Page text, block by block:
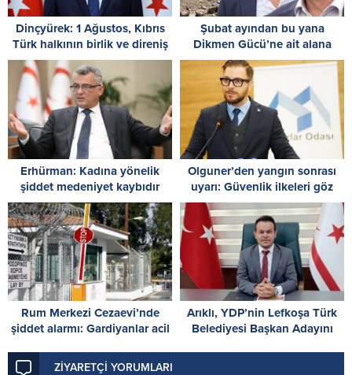
Dinçyürek: 1 Ağustos, Kıbrıs
Türk halkının birlik ve direniş
ruhunun simgesidir
Şubat ayından bu yana
Dikmen Gücü’ne ait alana
moloz dökülüyor!
Erhürman: Kadına yönelik
şiddet medeniyet kaybıdır
Olguner’den yangın sonrası
uyarı: Güvenlik ilkeleri göz
ardı edilemez
Rum Merkezi Cezaevi’nde
şiddet alarmı: Gardiyanlar acil
Arıklı, YDP’nin Lefkoşa Türk
Belediyesi Başkan Adayını
ZİYARETÇİ YORUMLARI